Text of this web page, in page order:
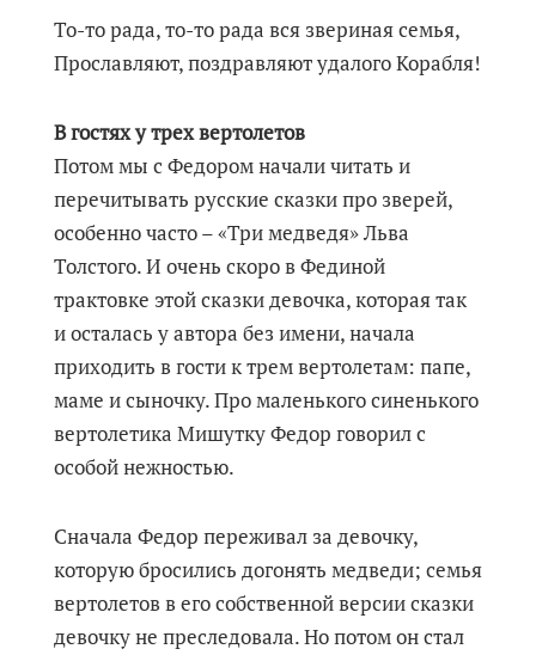
То-то рада, то-то рада вся звериная семья,
Прославляют, поздравляют удалого Корабля!
В гостях у трех вертолетов
Потом мы с Федором начали читать и
перечитывать русские сказки про зверей,
особенно часто – «Три медведя» Льва
Толстого. И очень скоро в Фединой
трактовке этой сказки девочка, которая так
и осталась у автора без имени, начала
приходить в гости к трем вертолетам: папе,
маме и сыночку. Про маленького синенького
вертолетика Мишутку Федор говорил с
особой нежностью.
Сначала Федор переживал за девочку,
которую бросились догонять медведи; семья
вертолетов в его собственной версии сказки
девочку не преследовала. Но потом он стал